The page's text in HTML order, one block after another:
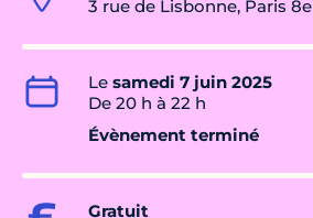
3 rue de Lisbonne, Paris 8e
Le samedi 7 juin 2025
De 20 h à 22 h
Évènement terminé
Gratuit